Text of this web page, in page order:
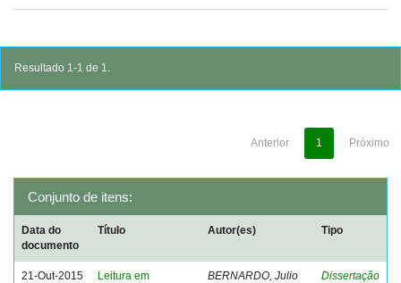
Resultado 1-1 de 1.
Anterior 1 Próximo
Conjunto de itens:
Data do
documento
Título Autor(es) Tipo
21-Out-2015
Leitura em
BERNARDO, Julio
Dissertação